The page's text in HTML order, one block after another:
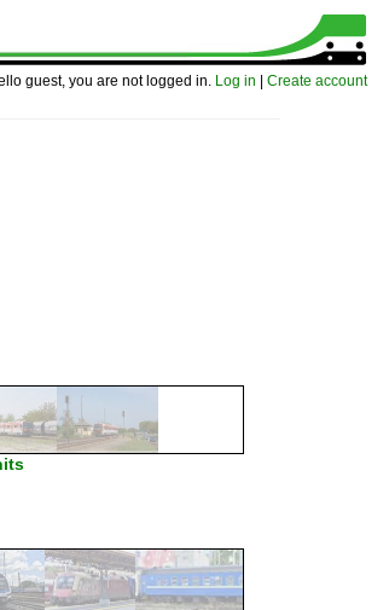
guest, you are not logged in. Log in Create account